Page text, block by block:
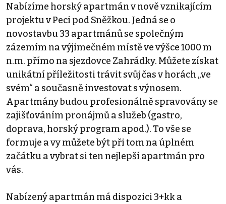
Nabízíme horský apartmán v nově vznikajícím
projektu v Peci pod Sněžkou. Jedná se o
novostavbu 33 apartmánů se společným
zázemím na výjimečném místě ve výšce 1000 m
n.m. přímo na sjezdovce Zahrádky. Můžete získat
unikátní příležitosti trávit svůj čas v horách „ve
svém“ a současně investovat s výnosem.
Apartmány budou profesionálně spravovány se
zajišťováním pronájmů a služeb (gastro,
doprava, horský program apod.). To vše se
formuje a vy můžete být při tom na úplném
začátku a vybrat si ten nejlepší apartmán pro
vás.
Nabízený apartmán má dispozici 3+kk a